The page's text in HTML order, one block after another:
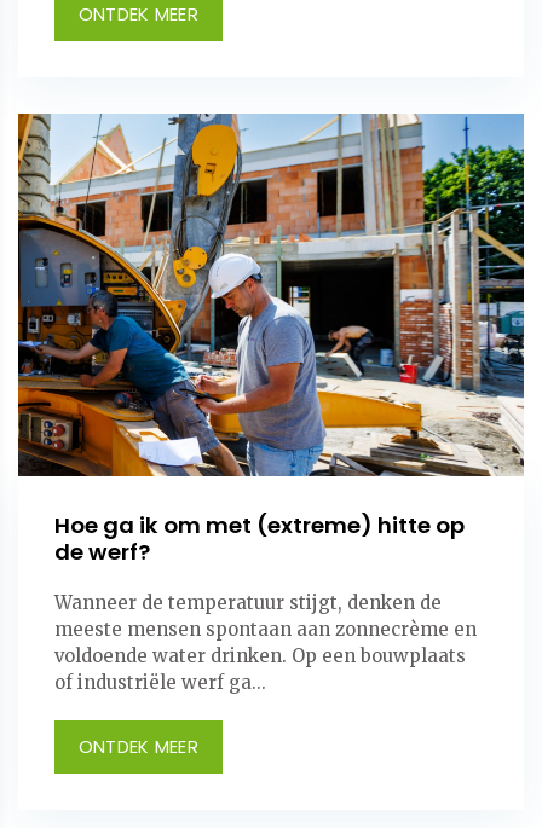
ONTDEK MEER
Hoe ga ik om met (extreme) hitte op
de werf?
Wanneer de temperatuur stijgt, denken de
meeste mensen spontaan aan zonnecrème en
voldoende water drinken. Op een bouwplaats
of industriële werf ga...
ONTDEK MEER